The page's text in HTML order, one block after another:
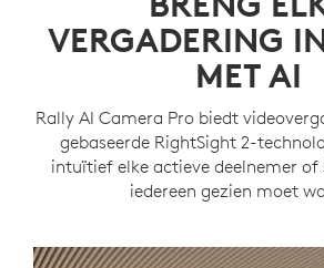
VERGADERING
MET AI
Rally AI Camera Pro biedt
gebaseerde RightSight 2-
intuïtief elke actieve deelnemer
iedereen gezien moet